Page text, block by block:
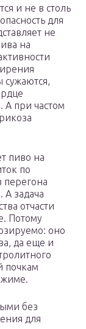
и не в столь
для
не
на
сужаются,
А при частом
пиво на
по
перегона
А задача
отчасти
Потому
оно
да еще и
почкам
без
для